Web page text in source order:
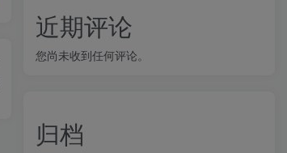
近期评论
您尚未收到任何评论。
归档